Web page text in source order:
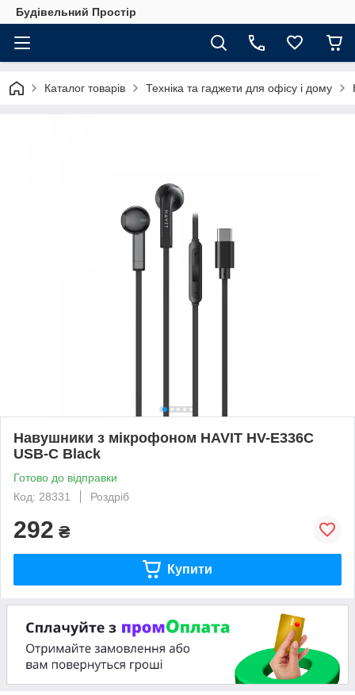
Будівельний Простір
Каталог товарів Техніка та гаджети для офісу і дому
Навушники з мікрофоном HAVIT HV-E336C
USB-C Black
Готово до відправки
Код: 28331
Роздріб
292 ₴
Купити